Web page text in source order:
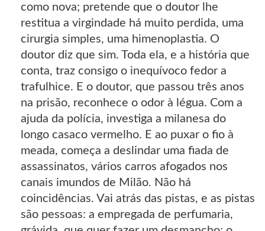
como nova; pretende que o doutor lhe
restitua a virgindade há muito perdida, uma
cirurgia simples, uma himenoplastia. O
doutor diz que sim. Toda ela, e a história que
conta, traz consigo o inequívoco fedor a
trafulhice. E o doutor, que passou três anos
na prisão, reconhece o odor à légua. Com a
ajuda da polícia, investiga a milanesa do
longo casaco vermelho. E ao puxar o fio à
meada, começa a deslindar uma fiada de
assassinatos, vários carros afogados nos
canais imundos de Milão. Não há
coincidências. Vai atrás das pistas, e as pistas
são pessoas: a empregada de perfumaria,